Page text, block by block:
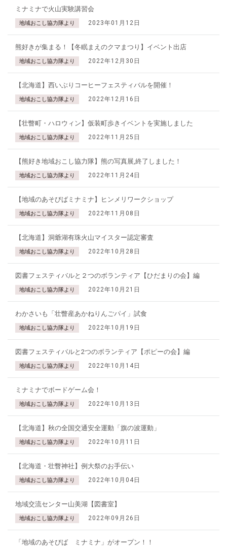
ミナミナで火山実験講習会
地域おこし協力隊より 2023年01月12日
熊好きが集まる！【冬眠まえのクマまつり】イベント出店
地域おこし協力隊より 2022年12月30日
【北海道】西いぶりコーヒーフェスティバルを開催！
地域おこし協力隊より 2022年12月16日
【壮瞥町・ハロウィン】仮装町歩きイベントを実施しました
地域おこし協力隊より 2022年11月25日
【熊好き地域おこし協力隊】熊の写真展,終了しました！
地域おこし協力隊より 2022年11月24日
【地域のあそびばミナミナ】ヒンメリワークショップ
地域おこし協力隊より 2022年11月08日
【北海道】洞爺湖有珠火山マイスター認定審査
地域おこし協力隊より 2022年10月28日
図書フェスティバルと２つのボランティア【ひだまりの会】編
地域おこし協力隊より 2022年10月21日
わかさいも「壮瞥産あかねりんごパイ」試食
地域おこし協力隊より 2022年10月19日
図書フェスティバルと2つのボランティア【ポピーの会】編
地域おこし協力隊より 2022年10月14日
ミナミナでボードゲーム会！
地域おこし協力隊より 2022年10月13日
【北海道】秋の全国交通安全運動「旗の波運動」
地域おこし協力隊より 2022年10月11日
【北海道・壮瞥神社】例大祭のお手伝い
地域おこし協力隊より 2022年10月04日
地域交流センター山美湖【図書室】
地域おこし協力隊より 2022年09月26日
「地域のあそびば ミナミナ」がオープン！！